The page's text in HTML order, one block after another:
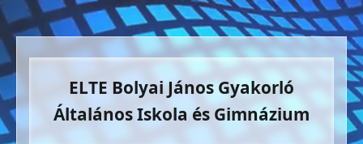
ELTE Bolyai János Gyakorló
Általános Iskola és Gimnázium